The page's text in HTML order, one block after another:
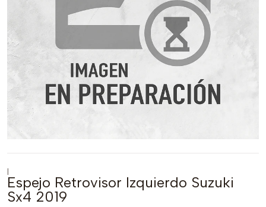
|
Espejo Retrovisor Izquierdo Suzuki
Sx4 2019